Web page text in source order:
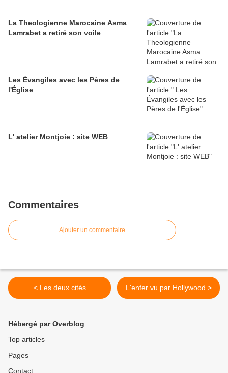
La Theologienne Marocaine Asma
Lamrabet a retiré son voile
Les Évangiles avec les Pères de
l'Église
L' atelier Montjoie : site WEB
Commentaires
Ajouter un commentaire
< Les deux cités L'enfer vu par Hollywood >
Hébergé par Overblog
Top articles
Pages
Contact